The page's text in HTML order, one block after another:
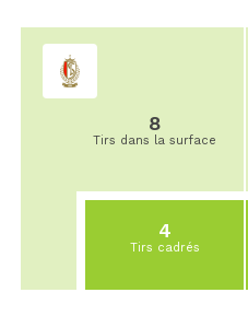
8
Tirs dans la surface
4
Tirs cadrés